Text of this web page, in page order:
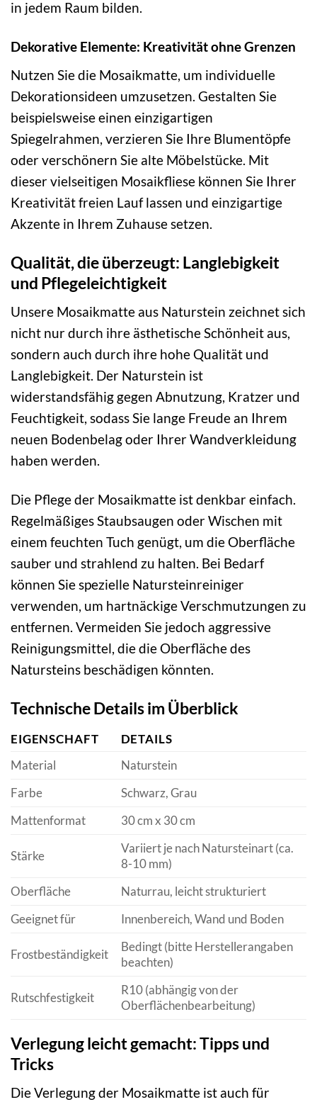
in jedem Raum bilden.
Dekorative Elemente: Kreativität ohne Grenzen
Nutzen Sie die Mosaikmatte, um individuelle
Dekorationsideen umzusetzen. Gestalten Sie
beispielsweise einen einzigartigen
Spiegelrahmen, verzieren Sie Ihre Blumentöpfe
oder verschönern Sie alte Möbelstücke. Mit
dieser vielseitigen Mosaikfliese können Sie Ihrer
Kreativität freien Lauf lassen und einzigartige
Akzente in Ihrem Zuhause setzen.
Qualität, die überzeugt: Langlebigkeit
und Pflegeleichtigkeit
Unsere Mosaikmatte aus Naturstein zeichnet sich
nicht nur durch ihre ästhetische Schönheit aus,
sondern auch durch ihre hohe Qualität und
Langlebigkeit. Der Naturstein ist
widerstandsfähig gegen Abnutzung, Kratzer und
Feuchtigkeit, sodass Sie lange Freude an Ihrem
neuen Bodenbelag oder Ihrer Wandverkleidung
haben werden.
Die Pflege der Mosaikmatte ist denkbar einfach.
Regelmäßiges Staubsaugen oder Wischen mit
einem feuchten Tuch genügt, um die Oberfläche
sauber und strahlend zu halten. Bei Bedarf
können Sie spezielle Natursteinreiniger
verwenden, um hartnäckige Verschmutzungen zu
entfernen. Vermeiden Sie jedoch aggressive
Reinigungsmittel, die die Oberfläche des
Natursteins beschädigen könnten.
Technische Details im Überblick
EIGENSCHAFT
DETAILS
Material
Naturstein
Farbe
Schwarz, Grau
Mattenformat
30 cm x 30 cm
Stärke
Variiert je nach Natursteinart (ca.
8-10 mm)
Oberfläche
Naturrau, leicht strukturiert
Geeignet für
Innenbereich, Wand und Boden
Frostbeständigkeit
Bedingt (bitte Herstellerangaben
beachten)
Rutschfestigkeit
R10 (abhängig von der
Oberflächenbearbeitung)
Verlegung leicht gemacht: Tipps und
Tricks
Die Verlegung der Mosaikmatte ist auch für